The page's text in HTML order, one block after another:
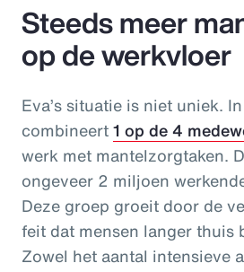
Steeds meer
op de werkvloer
Eva’s situatie is niet uniek.
combineert1 op de 4
werk met mantelzorgtaken.
ongeveer 2 miljoen
Deze groep groeit door de
feit dat mensen langer thuis
Zowel het aantal intensieve